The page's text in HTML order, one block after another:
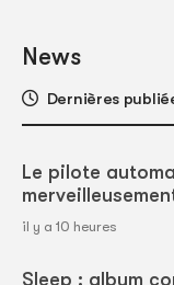
News
Dernières
Le pilote
il y a 10 heures
Sleep : album